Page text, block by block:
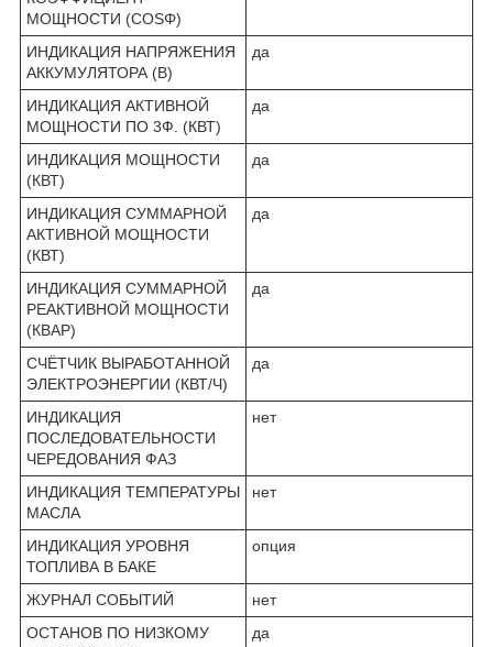
МОЩНОСТИ (COSΦ)
ИНДИКАЦИЯ НАПРЯЖЕНИЯ
АККУМУЛЯТОРА (В)
да
ИНДИКАЦИЯ АКТИВНОЙ
МОЩНОСТИ ПО 3Ф. (КВТ)
да
ИНДИКАЦИЯ МОЩНОСТИ
(КВТ)
да
ИНДИКАЦИЯ СУММАРНОЙ
АКТИВНОЙ МОЩНОСТИ
(КВТ)
да
ИНДИКАЦИЯ СУММАРНОЙ
РЕАКТИВНОЙ МОЩНОСТИ
(КВАР)
да
СЧЁТЧИК ВЫРАБОТАННОЙ
ЭЛЕКТРОЭНЕРГИИ (КВТ/Ч)
да
ИНДИКАЦИЯ
ПОСЛЕДОВАТЕЛЬНОСТИ
ЧЕРЕДОВАНИЯ ФАЗ
нет
ИНДИКАЦИЯ ТЕМПЕРАТУРЫ
МАСЛА
нет
ИНДИКАЦИЯ УРОВНЯ
ТОПЛИВА В БАКЕ
опция
ЖУРНАЛ СОБЫТИЙ
нет
ОСТАНОВ ПО НИЗКОМУ
да